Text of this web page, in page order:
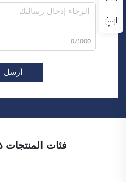
0/1000
أرسل
فئات المنتجات